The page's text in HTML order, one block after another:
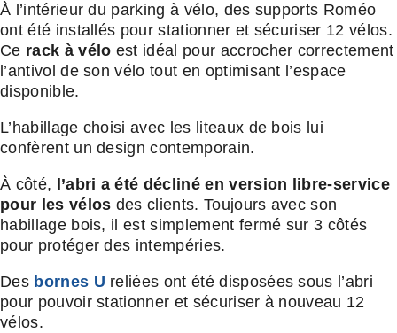
À l’intérieur du parking à vélo, des supports Roméo
ont été installés pour stationner et sécuriser 12 vélos.
Ce rack à vélo est idéal pour accrocher correctement
l’antivol de son vélo tout en optimisant l’espace
disponible.
L’habillage choisi avec les liteaux de bois lui
confèrent un design contemporain.
À côté,
l’abri a été décliné en version libre-service
pour les vélos des clients. Toujours avec son
habillage bois, il est simplement fermé sur 3 côtés
pour protéger des intempéries.
Des bornes U reliées ont été disposées sous l’abri
pour pouvoir stationner et sécuriser à nouveau 12
vélos.